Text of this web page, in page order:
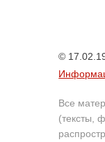
©
Все
(тексты,